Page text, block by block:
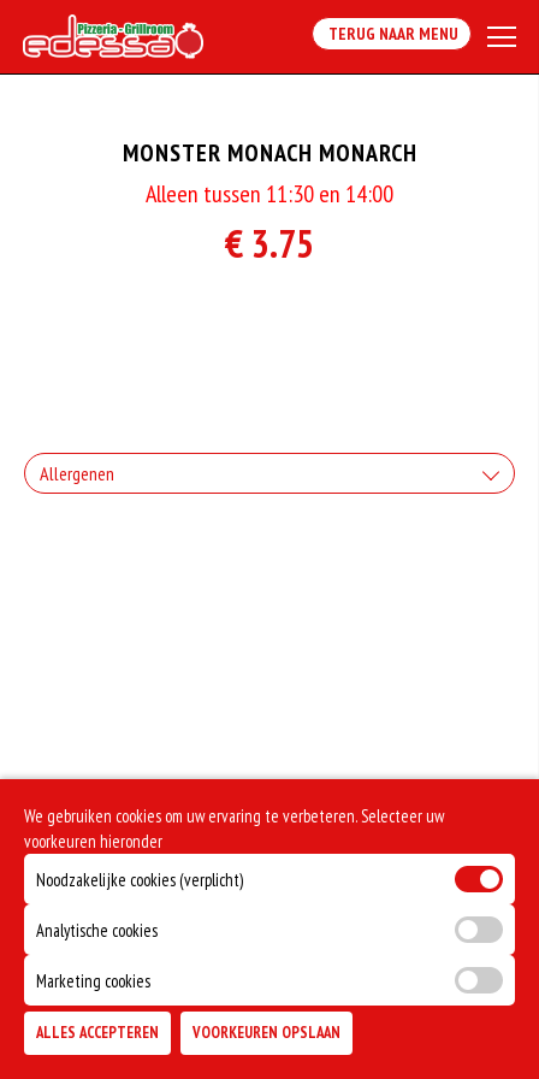
TERUG NAAR MENU
MONSTER MONACH MONARCH
Alleen tussen 11:30 en 14:00
€ 3.75
Allergenen
We gebruiken cookies om uw ervaring te verbeteren. Selecteer uw
voorkeuren hieronder
Noodzakelijke cookies (verplicht)
Analytische cookies
Marketing cookies
ALLES ACCEPTEREN VOORKEUREN OPSLAAN